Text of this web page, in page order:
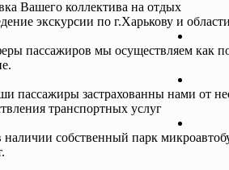
Вашего коллектива на отдых
экскурсии по г.Харькову и области
пассажиров мы осуществляем как
пассажиры застрахованны нами от
транспортных услуг
наличии собственный парк